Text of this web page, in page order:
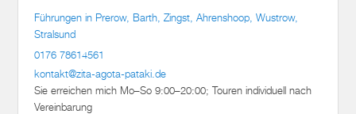
Führungen in Prerow, Barth, Zingst, Ahrenshoop, Wustrow,
Stralsund
0176 78614561
kontakt@zita-agota-pataki.de
Sie erreichen mich Mo–So 9:00–20:00; Touren individuell nach
Vereinbarung